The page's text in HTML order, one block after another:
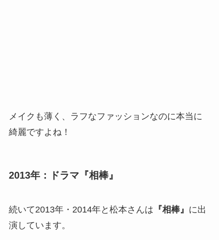
メイクも薄く、ラフなファッションなのに本当に
綺麗ですよね！
2013年：ドラマ『相棒』
続いて2013年・2014年と松本さんは 『相棒』 に出
演しています。